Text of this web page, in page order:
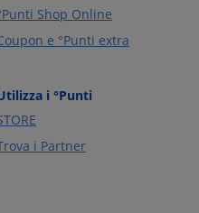
Shop Online
e °Punti extra
i °Punti
i Partner